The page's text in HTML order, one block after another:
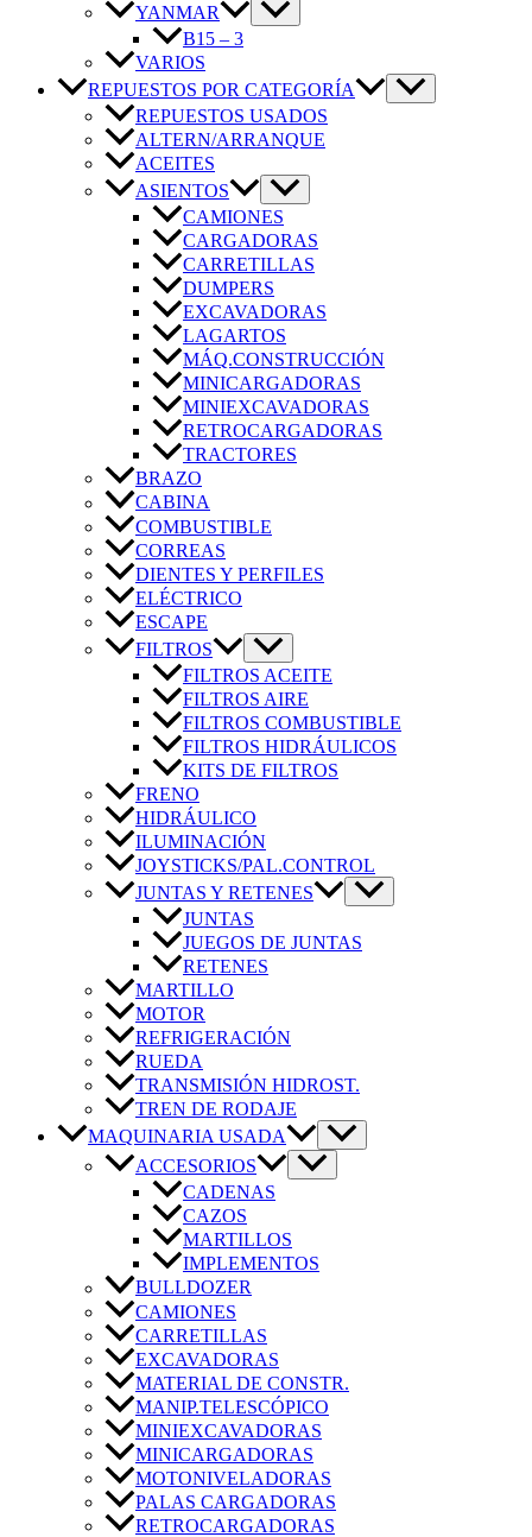
YANMAR
B15 – 3
VARIOS
REPUESTOS POR CATEGORÍA
REPUESTOS USADOS
ALTERN/ARRANQUE
ACEITES
ASIENTOS
CAMIONES
CARGADORAS
CARRETILLAS
DUMPERS
EXCAVADORAS
LAGARTOS
MÁQ.CONSTRUCCIÓN
MINICARGADORAS
MINIEXCAVADORAS
RETROCARGADORAS
TRACTORES
BRAZO
CABINA
COMBUSTIBLE
CORREAS
DIENTES Y PERFILES
ELÉCTRICO
ESCAPE
FILTROS
FILTROS ACEITE
FILTROS AIRE
FILTROS COMBUSTIBLE
FILTROS HIDRÁULICOS
KITS DE FILTROS
FRENO
HIDRÁULICO
ILUMINACIÓN
JOYSTICKS/PAL.CONTROL
JUNTAS Y RETENES
JUNTAS
JUEGOS DE JUNTAS
RETENES
MARTILLO
MOTOR
REFRIGERACIÓN
RUEDA
TRANSMISIÓN HIDROST.
TREN DE RODAJE
MAQUINARIA USADA
ACCESORIOS
CADENAS
CAZOS
MARTILLOS
IMPLEMENTOS
BULLDOZER
CAMIONES
CARRETILLAS
EXCAVADORAS
MATERIAL DE CONSTR.
MANIP.TELESCÓPICO
MINIEXCAVADORAS
MINICARGADORAS
MOTONIVELADORAS
PALAS CARGADORAS
RETROCARGADORAS